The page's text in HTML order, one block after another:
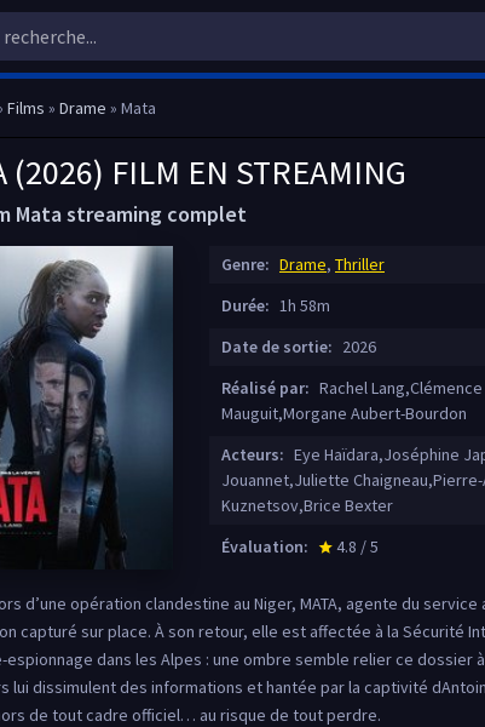
Films » Drame » Mata
(2026) FILM EN STREAMING
Mata streaming complet
Genre: Drame, Thriller
Durée: 1h 58m
Date de sortie: 2026
Réalisé par: Rachel
Mauguit,Morgane Aubert-Bourdon
Acteurs: Eye Haïdara,Joséphine
Jouannet,Juliette
Kuznetsov,Brice Bexter
Évaluation:
star_rate
4.8 / 5
d’une opération clandestine au Niger, MATA, agente du service
capturé sur place. À son retour, elle est affectée à la Sécurité
dans les Alpes : une ombre semble relier ce dossier
lui dissimulent des informations et hantée par la captivité
de tout cadre officiel… au risque de tout perdre.